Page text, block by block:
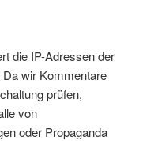
die IP-Adressen der
wir Kommentare
prüfen,
von
oder Propaganda